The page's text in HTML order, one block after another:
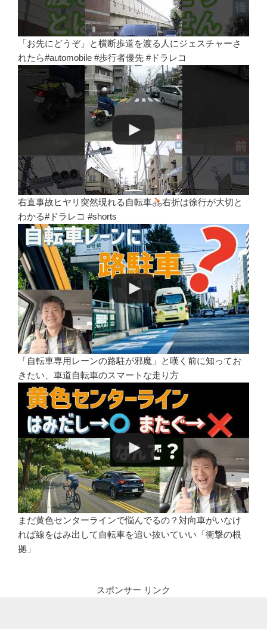
「お先にどうぞ」と横断歩道を渡る人にジェスチャーさ
れたら#automobile #歩行者優先 #ドラレコ
右直事故ヒヤリ突然現れる自転車
右折は徐行が大切と
わかる#ドラレコ #shorts
「自転車専用レーンの路駐が邪魔」と嘆く前に知ってお
きたい、車道自転車のスマートな走り方
まだ黄色センターラインで悩んでるの？対向車がいなけ
れば線をはみ出して自転車を追い抜いていい「衝撃の根
拠」
スポンサー リンク